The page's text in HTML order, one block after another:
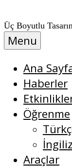
Üç Boyutlu
Menu
Ana
Haberler
Öğrenme
Araçlar